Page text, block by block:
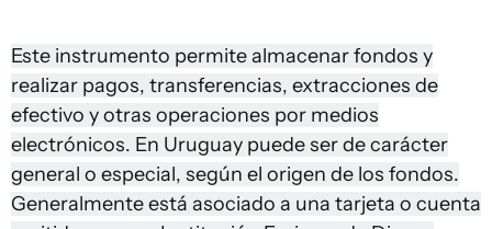
Este instrumento permite almacenar fondos y
realizar pagos, transferencias, extracciones de
efectivo y otras operaciones por medios
electrónicos. En Uruguay puede ser de carácter
general o especial, según el origen de los fondos.
Generalmente está asociado a una tarjeta o cuenta